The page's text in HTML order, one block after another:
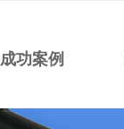
成功案例